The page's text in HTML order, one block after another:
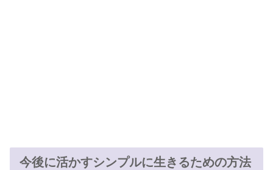
今後に活かすシンプルに生きるための方法